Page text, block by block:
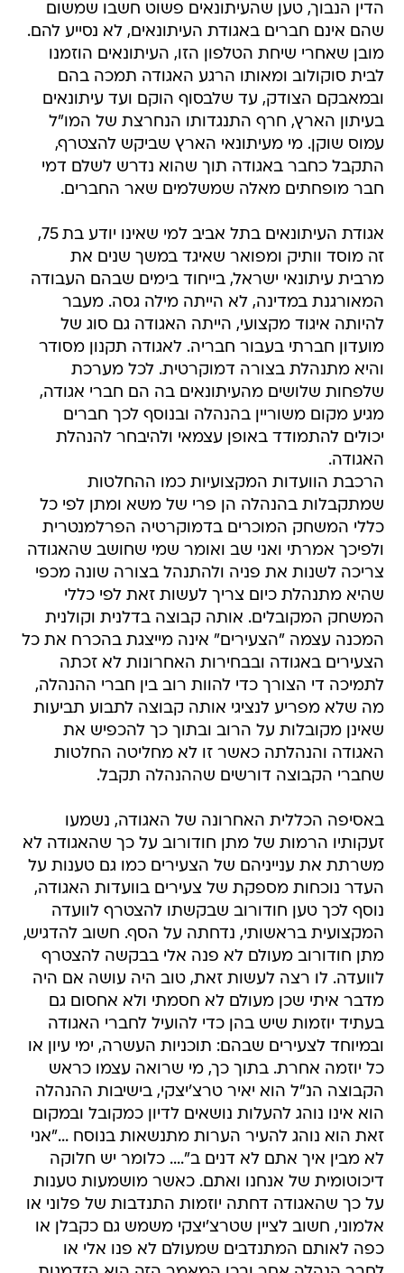
הדין הנבוך, טען שהעיתונאים פשוט חשבו שמשום
שהם אינם חברים באגודת העיתונאים, לא נסייע להם.
מובן שאחרי שיחת הטלפון הזו, העיתונאים הוזמנו
לבית סוקולוב ומאותו הרגע האגודה תמכה בהם
ובמאבקם הצודק, עד שלבסוף הוקם ועד עיתונאים
בעיתון הארץ, חרף התנגדותו הנחרצת של המו"ל
עמוס שוקן. מי מעיתונאי הארץ שביקש להצטרף,
התקבל כחבר באגודה תוך שהוא נדרש לשלם דמי
חבר מופחתים מאלה שמשלמים שאר החברים.
אגודת העיתונאים בתל אביב למי שאינו יודע בת 75,
זה מוסד וותיק ומפואר שאיגד במשך שנים את
מרבית עיתונאי ישראל, בייחוד בימים שבהם העבודה
המאורגנת במדינה, לא הייתה מילה גסה. מעבר
להיותה איגוד מקצועי, הייתה האגודה גם סוג של
מועדון חברתי בעבור חבריה. לאגודה תקנון מסודר
והיא מתנהלת בצורה דמוקרטית. לכל מערכת
שלפחות שלושים מהעיתונאים בה הם חברי אגודה,
מגיע מקום משוריין בהנהלה ובנוסף לכך חברים
יכולים להתמודד באופן עצמאי ולהיבחר להנהלת
האגודה.
הרכבת הוועדות המקצועיות כמו ההחלטות
שמתקבלות בהנהלה הן פרי של משא ומתן לפי כל
כללי המשחק המוכרים בדמוקרטיה הפרלמנטרית
ולפיכך אמרתי ואני שב ואומר שמי שחושב שהאגודה
צריכה לשנות את פניה ולהתנהל בצורה שונה מכפי
שהיא מתנהלת כיום צריך לעשות זאת לפי כללי
המשחק המקובלים. אותה קבוצה בדלנית וקולנית
המכנה עצמה "הצעירים" אינה מייצגת בהכרח את כל
הצעירים באגודה ובבחירות האחרונות לא זכתה
לתמיכה די הצורך כדי להוות רוב בין חברי ההנהלה,
מה שלא מפריע לנציגי אותה קבוצה לתבוע תביעות
שאינן מקובלות על הרוב ובתוך כך להכפיש את
האגודה והנהלתה כאשר זו לא מחליטה החלטות
שחברי הקבוצה דורשים שההנהלה תקבל.
באסיפה הכללית האחרונה של האגודה, נשמעו
זעקותיו הרמות של מתן חודורוב על כך שהאגודה לא
משרתת את ענייניהם של הצעירים כמו גם טענות על
העדר נוכחות מספקת של צעירים בוועדות האגודה,
נוסף לכך טען חודורוב שבקשתו להצטרף לוועדה
המקצועית בראשותי, נדחתה על הסף. חשוב להדגיש,
מתן חודורוב מעולם לא פנה אלי בבקשה להצטרף
לוועדה. לו רצה לעשות זאת, טוב היה עושה אם היה
מדבר איתי שכן מעולם לא חסמתי ולא אחסום גם
בעתיד יוזמות שיש בהן כדי להועיל לחברי האגודה
ובמיוחד לצעירים שבהם: תוכניות העשרה, ימי עיון או
כל יוזמה אחרת. בתוך כך, מי שרואה עצמו כראש
הקבוצה הנ"ל הוא יאיר טרצ'יצקי, בישיבות ההנהלה
הוא אינו נוהג להעלות נושאים לדיון כמקובל ובמקום
זאת הוא נוהג להעיר הערות מתנשאות בנוסח ..."אני
לא מבין איך אתם לא דנים ב".... כלומר יש חלוקה
דיכוטומית של אנחנו ואתם. כאשר מושמעות טענות
על כך שהאגודה דחתה יוזמות התנדבות של פלוני או
אלמוני, חשוב לציין שטרצ'יצקי משמש גם כקבלן או
כפה לאותם המתנדבים שמעולם לא פנו אלי או